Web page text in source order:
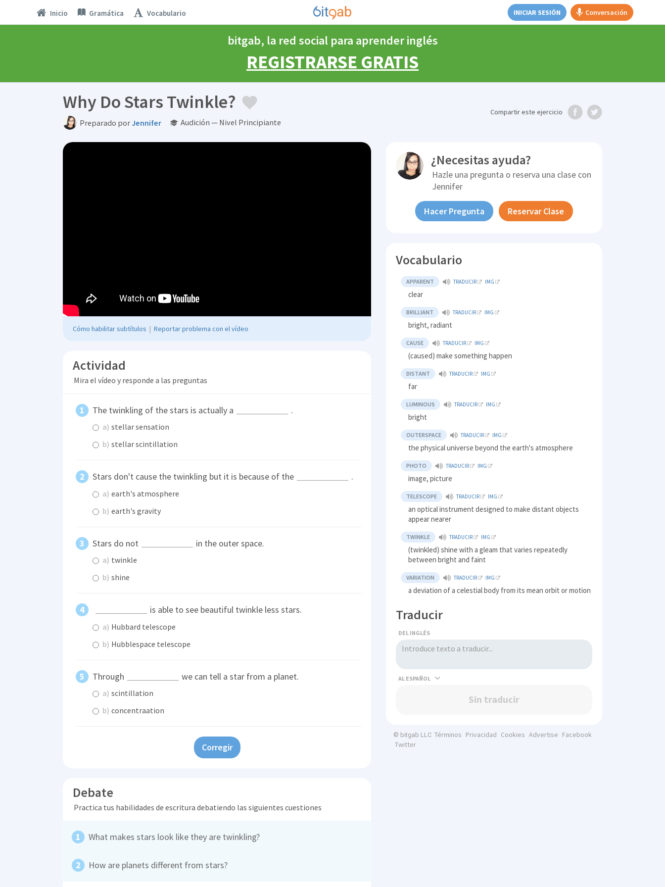
Inicio Gramática Vocabulario INICIAR SESIÓN Conversación
bitgab, la red social para aprender inglés
REGISTRARSE GRATIS
Why Do Stars Twinkle?
Preparado porJennifer Audición — Nivel Principiante
Compartireste ejercicio
Cómo habilitar subtítulos | Reportar problema con el vídeo
Actividad
Mira el vídeo y responde a las preguntas
The twinkling of the stars is actually a .
a) stellar sensation
b) stellar scintillation
Stars don't cause the twinkling but it is because of the .
a) earth's atmosphere
b) earth's gravity
Stars do not in the outer space.
a) twinkle
b) shine
is able to see beautiful twinkle less stars.
a) Hubbard telescope
b) Hubblespace telescope
Through we can tell a star from a planet.
a) scintillation
b) concentraation
Corregir
Debate
Practica tus habilidades de escritura debatiendo las siguientes cuestiones
What makes stars look like they are twinkling?
How are planets different from stars?
¿Necesitas ayuda?
Hazle una pregunta o reserva una clase con
Jennifer
Hacer Pregunta Reservar Clase
Vocabulario
APPARENT TRADUCIR IMG
clear
BRILLIANT TRADUCIR IMG
bright, radiant
CAUSE TRADUCIR IMG
(caused) make something happen
DISTANT TRADUCIR IMG
far
LUMINOUS TRADUCIR IMG
bright
OUTERSPACE TRADUCIR IMG
the physical universe beyond the earth's atmosphere
PHOTO TRADUCIR IMG
image, picture
TELESCOPE TRADUCIR IMG
an optical instrument designed to make distant objects
appear nearer
TWINKLE TRADUCIR IMG
(twinkled) shine with a gleam that varies repeatedly
between bright and faint
VARIATION TRADUCIR IMG
a deviation of a celestial body from its mean orbit or motion
Traducir
DEL INGLÉS
AL
Sin traducir
© bitgab LLC Términos Privacidad Cookies Advertise Facebook
Twitter